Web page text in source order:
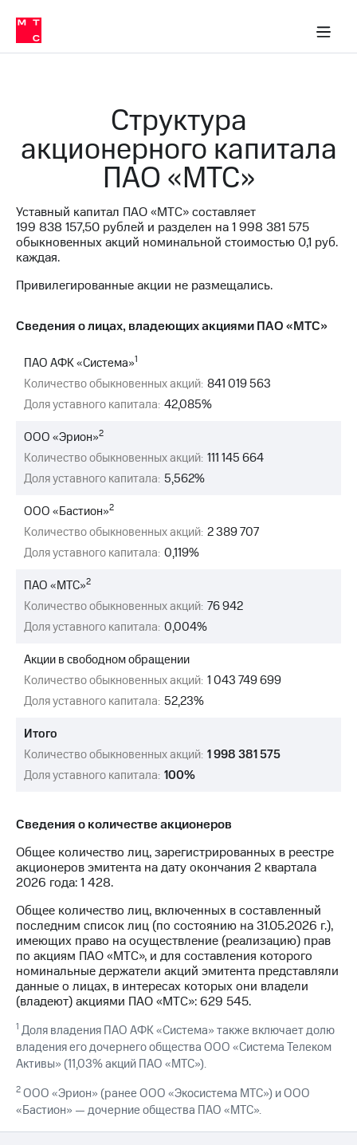
Медиа-центр
и акционерам
Устойчивое развитие
Комплаенс и деловая этика
компании
Карьера
История
компании
региона
Правовая
Контакты
Медиа-центр
МТС
о технологиях
Достижения
Интервью
отчетность
Контакты
в
и акционерам
управление
Корпоративный
секретарь
Информация
акционерам
Документы
Собрания
Личный
кабинет
акционера
капитал
Контроль
и
аудит
Рынок
акций
Программа
приобретения
Порядок
акций
Дивиденды
Пресс-
релизы
Структура
акционерного капитала
ПАО «МТС»
Уставный капитал ПАО «МТС» составляет
199 838 157,50 рублей и разделен на1 998 381 575
обыкновенных акций номинальной стоимостью 0,1 руб.
каждая.
Привилегированные акции не размещались.
Сведения о лицах, владеющих акциями ПАО «МТС»
ПАО АФК «Система»1
Количество обыкновенных акций: 841 019 563
Доля уставного капитала: 42,085%
ООО «Эрион»2
Количество обыкновенных акций: 111 145 664
Доля уставного капитала: 5,562%
ООО «Бастион»2
Количество обыкновенных акций: 2 389 707
Доля уставного капитала: 0,119%
ПАО «МТС»2
Количество обыкновенных акций: 76 942
Доля уставного капитала: 0,004%
Акции в свободном обращении
Количество обыкновенных акций: 1 043 749 699
Доля уставного капитала: 52,23%
Итого
Количество обыкновенных акций: 1 998 381 575
Доля уставного капитала: 100%
Сведения о количестве акционеров
Общее количество лиц, зарегистрированных в реестре
акционеров эмитента на дату окончания 2 квартала
2026 года: 1 428.
Общее количество лиц, включенных в составленный
последним список лиц (по состоянию на 31.05.2026 г.),
имеющих право на осуществление (реализацию) прав
по акциям ПАО «МТС», и для составления которого
номинальные держатели акций эмитента представляли
данные о лицах, в интересах которых они владели
(владеют) акциями ПАО «МТС»: 629 545.
1 Доля владения ПАО АФК «Система» также включает долю
владения его дочернего общества ООО «Система Телеком
Активы» (11,03% акций ПАО «МТС»).
2ООО «Эрион» (ранее ООО «Экосистема МТС») и ООО
«Бастион» — дочерние общества ПАО «МТС».